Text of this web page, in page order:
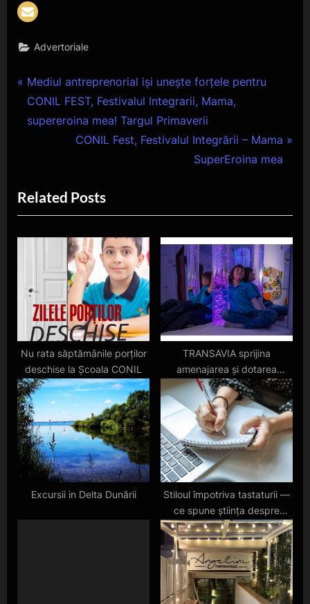
articole
Advertoriale
Navigare
în
articole
P
r
e
u
s
P
t
Mediul antreprenorial iși unește forțele pentru
CONIL FEST, Festivalul Integrarii, Mama,
supereroina mea! Targul Primaverii
N
t
P
o
s
t
CONIL Fest, Festivalul Integrării – Mama
SuperEroina mea
Related Posts
Nu rata săptămânile porților
deschise la Școala CONIL
TRANSAVIA sprijina
amenajarea și dotarea
completa a unei Camere
Senzoriale pentru susținerea
terapiei adecvate pentru
copiii Asociației CONIL
Excursii in Delta Dunării
Stiloul împotriva tastaturii —
ce spune știința despre
scrisul de mână în era
digitală